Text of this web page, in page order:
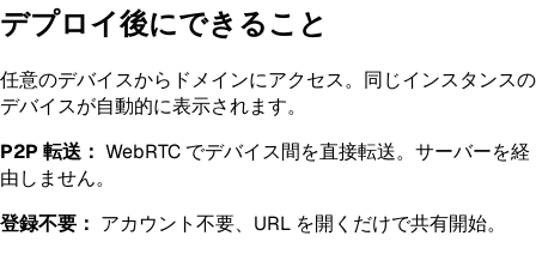
デプロイ後にできること
任意のデバイスからドメインにアクセス。同じインスタンスの
デバイスが自動的に表示されます。
P2P 転送： WebRTC でデバイス間を直接転送。サーバーを経
由しません。
登録不要： アカウント不要、URL を開くだけで共有開始。